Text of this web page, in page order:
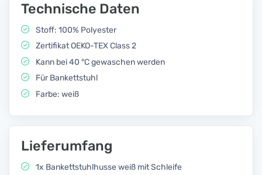
Technische Daten
Stoff: 100% Polyester
Zertifikat OEKO-TEX Class 2
Kann bei 40 °C gewaschen werden
Für Bankettstuhl
Farbe: weiß
Lieferumfang
1x Bankettstuhlhusse weiß mit Schleife